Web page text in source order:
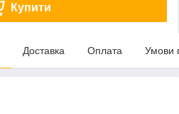
Купити
Доставка Оплата Умови